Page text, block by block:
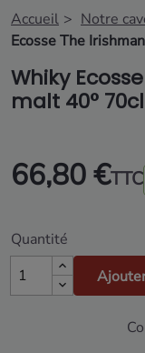
Accueil Notre
Ecosse The
Whiky
malt 40° 70cl
66,80 €TTC
Quantité